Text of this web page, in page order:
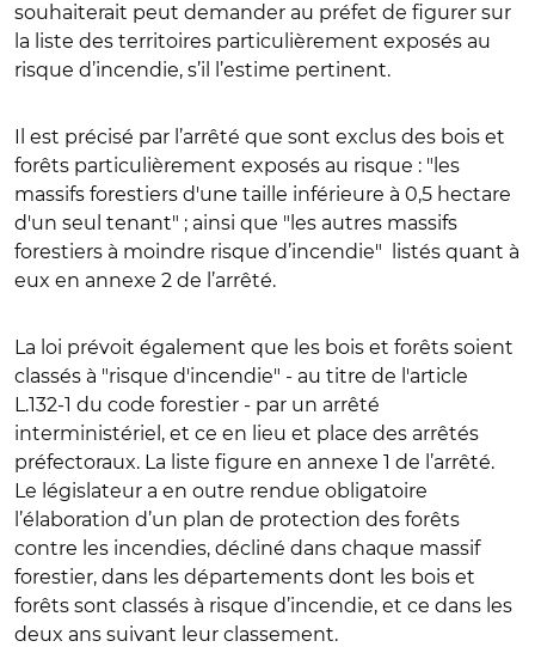
souhaiterait peut demander au préfet de figurer sur
la liste des territoires particulièrement exposés au
risque d’incendie, s’il l’estime pertinent.
Il est précisé par l’arrêté que sont exclus des bois et
forêts particulièrement exposés au risque : "les
massifs forestiers d'une taille inférieure à 0,5 hectare
d'un seul tenant" ; ainsi que "les autres massifs
forestiers à moindre risque d’incendie" listés quant à
eux en annexe 2 de l’arrêté.
La loi prévoit également que les bois et forêts soient
classés à "risque d'incendie" - au titre de l'article
L.132-1 du code forestier - par un arrêté
interministériel, et ce en lieu et place des arrêtés
préfectoraux. La liste figure en annexe 1 de l’arrêté.
Le législateur a en outre rendue obligatoire
l’élaboration d’un plan de protection des forêts
contre les incendies, décliné dans chaque massif
forestier, dans les départements dont les bois et
forêts sont classés à risque d’incendie, et ce dans les
deux ans suivant leur classement.